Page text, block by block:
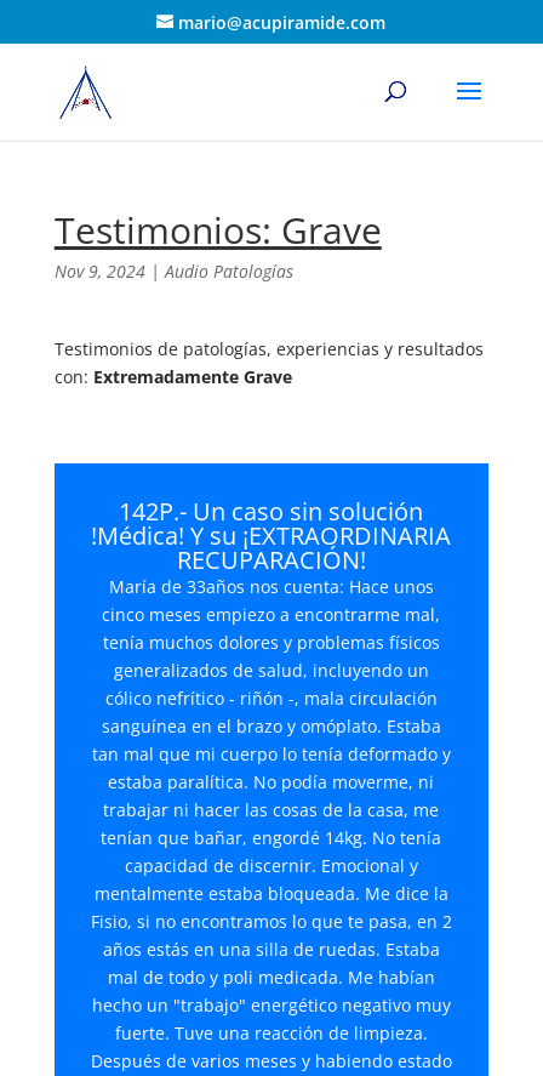
mario@acupiramide.com
Testimonios: Grave
Nov 9, 2024|Audio Patologías
Testimonios de patologías, experiencias y resultados
con: Extremadamente Grave
142P.- Un caso sin solución
!Médica! Y su ¡EXTRAORDINARIA
RECUPARACIÓN!
María de 33años nos cuenta: Hace unos
cinco meses empiezo a encontrarme mal,
tenía muchos dolores y problemas físicos
generalizados de salud, incluyendo un
cólico nefrítico - riñón -, mala circulación
sanguínea en el brazo y omóplato. Estaba
tan mal que mi cuerpo lo tenía deformado y
estaba paralítica. No podía moverme, ni
trabajar ni hacer las cosas de la casa, me
tenían que bañar, engordé 14kg. No tenía
capacidad de discernir. Emocional y
mentalmente estaba bloqueada. Me dice la
Fisio, si no encontramos lo que te pasa, en 2
años estás en una silla de ruedas. Estaba
mal de todo y poli medicada. Me habían
hecho un "trabajo" energético negativo muy
fuerte. Tuve una reacción de limpieza.
Después de varios meses y habiendo estado